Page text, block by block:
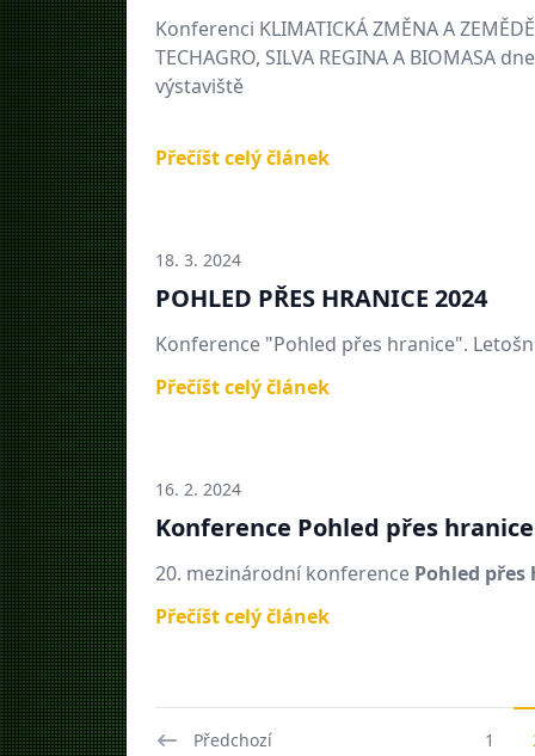
Konferenci KLIMATICKÁ ZMĚNA A
TECHAGRO, SILVA REGINA A BIOMASA
výstaviště
Přečíšt celý článek
18. 3. 2024
POHLED PŘES HRANICE 2024
Konference "Pohled přes hranice".
Přečíšt celý článek
16. 2. 2024
Konference Pohled přes hranice
20. mezinárodní konference Pohled
Přečíšt celý článek
Předchozí 1